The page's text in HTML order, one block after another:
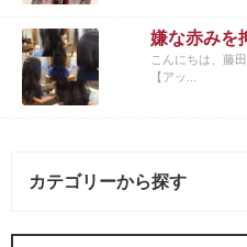
こんにちは、藤
【アッ...
カテゴリーから探す
髪型 (54記事)